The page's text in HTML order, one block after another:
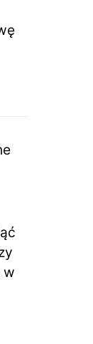
w